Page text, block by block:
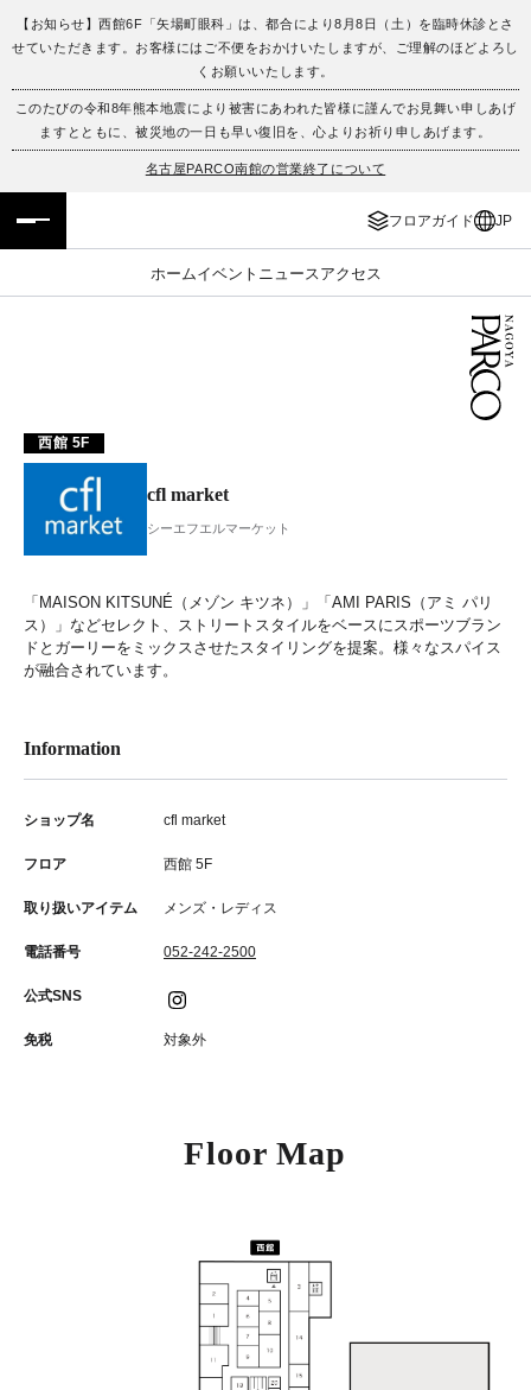
【お知らせ】西館6F「矢場町眼科」は、都合により8月8日（土）を臨時休診とさ
せていただきます。お客様にはご不便をおかけいたしますが、ご理解のほどよろし
くお願いいたします。
このたびの令和8年熊本地震により被害にあわれた皆様に謹んでお見舞い申しあげ
ますとともに、被災地の一日も早い復旧を、心よりお祈り申しあげます。
名古屋PARCO南館の営業終了について
フロアガイド JP
ホームイベント ニュース アクセス
施設案内・アクセス
レストラン・カフェ
PARCOメンバーズ
JP
繁体字
ภาษาไทย
西館 5F
cfl market
シーエフエルマーケット
「MAISON KITSUNÉ（メゾン キツネ）」「AMI PARIS（アミ パリ
ス）」などセレクト、ストリートスタイルをベースにスポーツブラン
ドとガーリーをミックスさせたスタイリングを提案。様々なスパイス
が融合されています。
Information
ショップ名 cfl market
フロア 西館 5F
取り扱いアイテム メンズ・レディス
電話番号 052-242-2500
公式SNS
免税 対象外
Floor Map